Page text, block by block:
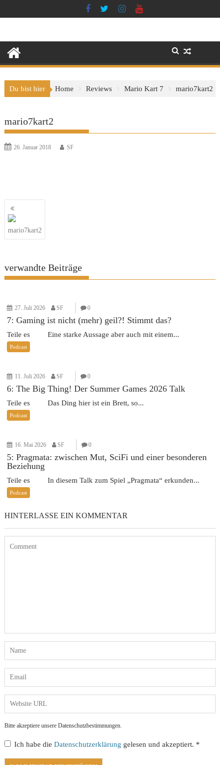
to
Du bist hier Home Reviews Mario Kart 7 mario7kart2
mario7kart2
26. Januar 2018 SF
Beitragsnavigation
mario7kart2
verwandte Beiträge
27. Juli 2026 SF 0
7: Gaming ist nicht (mehr) geil?! Stimmt das?
Teile es Eine starke Aussage aber auch mit einem...
Podcast
11. Juli 2026 SF 0
6: The Big Thing! Der Summer Games 2026 Talk
Teile es Das Ding hier ist ein Brett, so...
Podcast
16. Mai 2026 SF 0
5: Pragmata: zwischen Mut, SciFi und einer besonderen
Beziehung
Teile es In diesem Talk zum Spiel „Pragmata“ erkunden...
Podcast
HINTERLASSE EIN KOMMENTAR
Bitte akzeptiere unsere Datenschutzbestimmungen.
Ich habe dieDatenschutzerklärung gelesen und akzeptiert. *